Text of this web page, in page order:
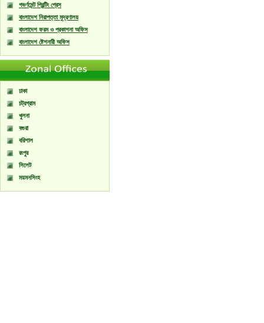
গভর্ণমেন্ট প্রিন্টিং প্রেস
বাংলাদেশ নিরাপত্তা মুদ্রণালয়
বাংলাদেশ ফরম ও প্রকাশনা অফিস
বাংলাদেশ ষ্টেশনারী অফিস
ঢাকা
চট্রগ্রাম
খুলনা
বগুরা
বরিশাল
রংপুর
সিলেট
ময়মনসিংহ